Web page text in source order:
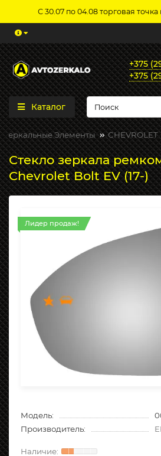
С 30.07 по 04.08 торговая точка
+375
+375
Каталог
Зеркальные Элементы CHEVROLET
Стекло зеркала
Chevrolet Bolt EV (17-)
Лидер продаж!
Модель:
Производитель: